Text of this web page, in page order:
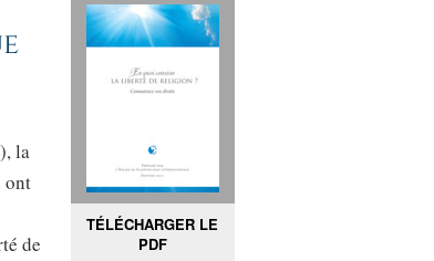
la
ont
de
TÉLÉCHARGER LE
PDF